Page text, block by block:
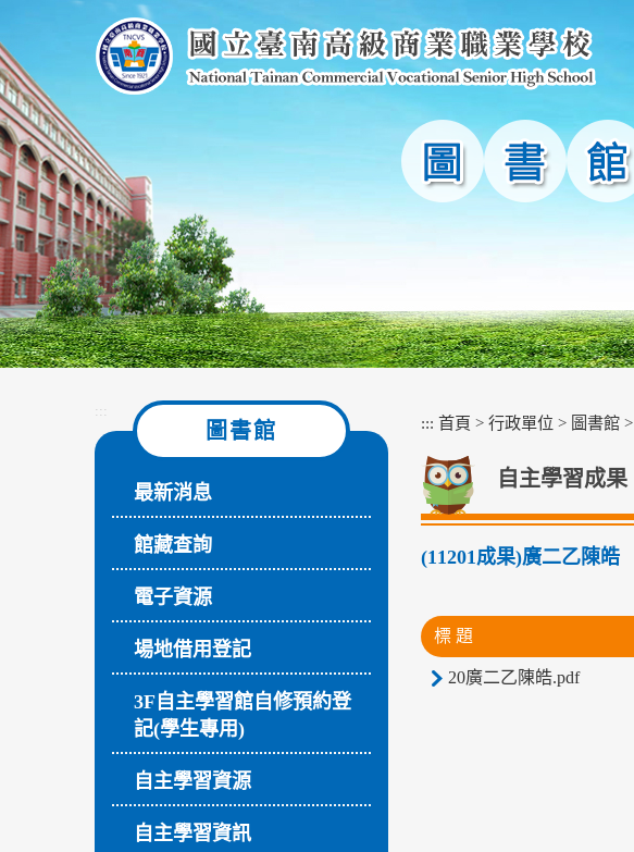
主
要
內
容
區
塊
:::
圖書館
最新消息
館藏查詢
電子資源
場地借用登記
3F自主學習館自修預約登
記(學生專用)
自主學習資源
自主學習資訊
::: 首頁 > 行政單位 > 圖書館 >
自主學習成果
(11201成果)廣二乙陳皓
標 題
20廣二乙陳皓.pdf